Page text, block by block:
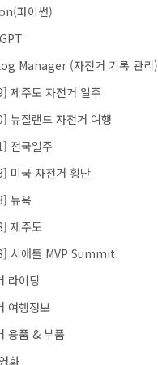
파이썬)
Manager (자전거 기록 관리)
제주도 자전거 일주
뉴질랜드 자전거 여행
전국일주
미국 자전거 횡단
뉴욕
제주도
시애틀 MVP Summit
라이딩
여행정보
용품 & 부품
화